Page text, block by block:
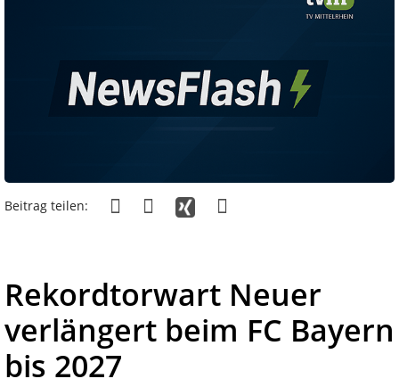
Beitrag teilen:
Rekordtorwart Neuer
verlängert beim FC Bayern
bis 2027